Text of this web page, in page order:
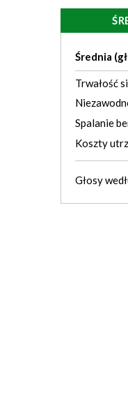
Średnia
Trwałość
Spalanie
Koszty
Głosy